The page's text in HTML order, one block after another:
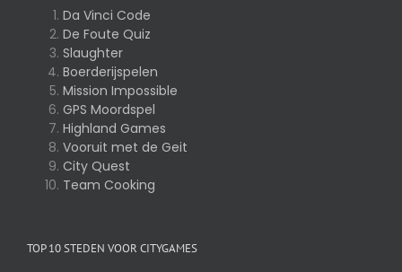
Da Vinci Code
De Foute Quiz
Slaughter
Boerderijspelen
Mission Impossible
GPS Moordspel
Highland Games
Vooruit met de Geit
City Quest
Team Cooking
TOP 10 STEDEN VOOR CITYGAMES